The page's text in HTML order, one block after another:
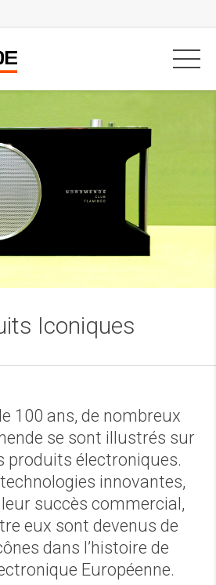
Iconiques
100 ans, de nombreux
se sont illustrés sur
produits électroniques.
innovantes,
succès commercial,
eux sont devenus de
dans l’histoire de
Européenne.